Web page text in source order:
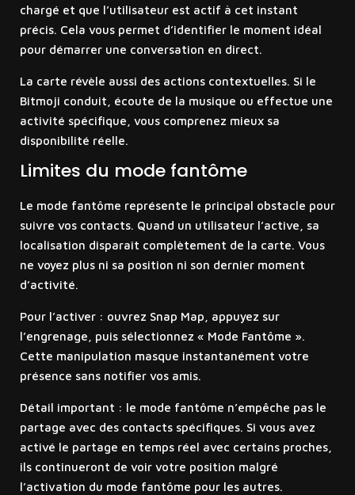
chargé et que l’utilisateur est actif à cet instant
précis. Cela vous permet d’identifier le moment idéal
pour démarrer une conversation en direct.
La carte révèle aussi des actions contextuelles. Si le
Bitmoji conduit, écoute de la musique ou effectue une
activité spécifique, vous comprenez mieux sa
disponibilité réelle.
Limites du mode fantôme
Le mode fantôme représente le principal obstacle pour
suivre vos contacts. Quand un utilisateur l’active, sa
localisation disparaît complètement de la carte. Vous
ne voyez plus ni sa position ni son dernier moment
d’activité.
Pour l’activer : ouvrez Snap Map, appuyez sur
l’engrenage, puis sélectionnez « Mode Fantôme ».
Cette manipulation masque instantanément votre
présence sans notifier vos amis.
Détail important : le mode fantôme n’empêche pas le
partage avec des contacts spécifiques. Si vous avez
activé le partage en temps réel avec certains proches,
ils continueront de voir votre position malgré
l’activation du mode fantôme pour les autres.